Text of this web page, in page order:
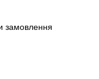
замовлення